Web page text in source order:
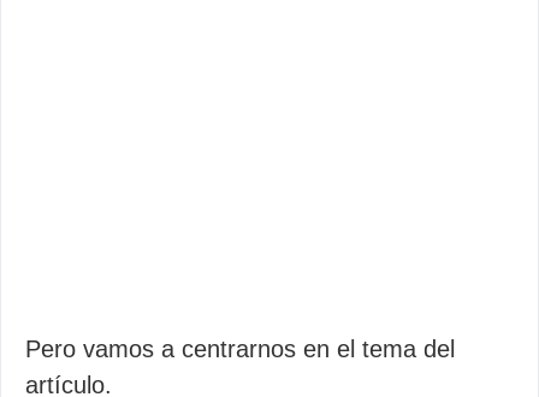
Pero vamos a centrarnos en el tema del
artículo.